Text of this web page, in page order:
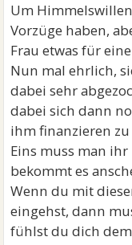
Um
Vorzüge haben,
Frau etwas für
Nun mal ehrlich,
dabei sehr
dabei sich dann
ihm finanzieren zu
Eins muss man
bekommt es
Wenn du mit
eingehst, dann
fühlst du dich dem